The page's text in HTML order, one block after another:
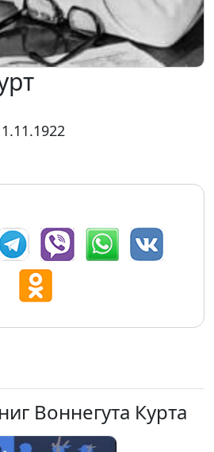
Воннегута Курта